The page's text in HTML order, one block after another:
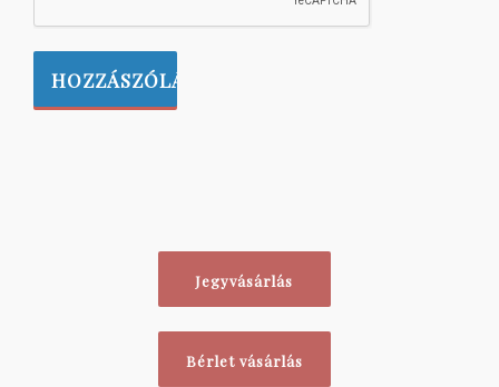
Jegyvásárlás
Bérlet vásárlás